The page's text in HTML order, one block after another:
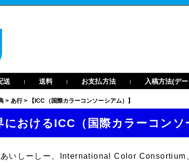
送 | 送料 | お支払方法 | 入稿方法(デ
> あ行> 【ICC（国際カラーコンソーシアム）】
におけるICC（国際カラーコンソ
あいしーしー、International Color